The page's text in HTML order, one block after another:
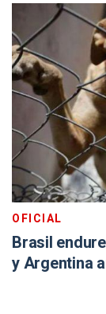
OFICIAL
Brasil
y Argentina